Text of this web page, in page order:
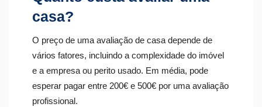
casa?
O preço de uma avaliação de casa depende de
vários fatores, incluindo a complexidade do imóvel
e a empresa ou perito usado. Em média, pode
esperar pagar entre 200€ e 500€ por uma avaliação
profissional.